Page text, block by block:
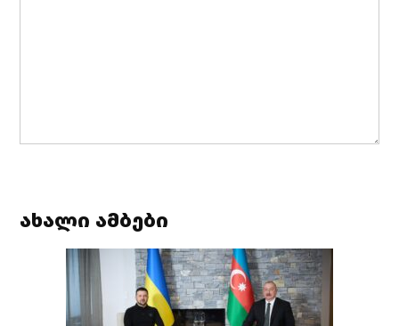
ახალი ამბები